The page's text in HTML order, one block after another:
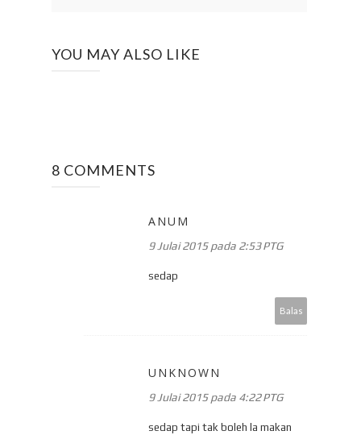
YOU MAY ALSO LIKE
8 COMMENTS
ANUM
9 Julai 2015 pada 2:53 PTG
sedap
Balas
UNKNOWN
9 Julai 2015 pada 4:22 PTG
sedap tapi tak boleh la makan